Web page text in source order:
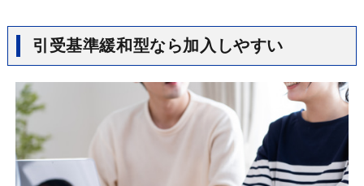
引受基準緩和型なら加入しやすい